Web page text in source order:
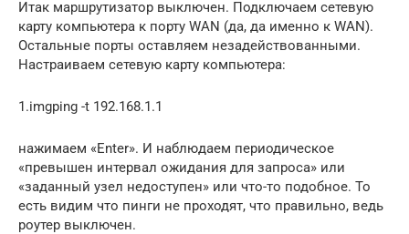
Итак маршрутизатор выключен. Подключаем сетевую
карту компьютера к порту WAN (да, да именно к WAN).
Остальные порты оставляем незадействованными.
Настраиваем сетевую карту компьютера:
1.imgping -t 192.168.1.1
нажимаем «Enter». И наблюдаем периодическое
«превышен интервал ожидания для запроса» или
«заданный узел недоступен» или что-то подобное. То
есть видим что пинги не проходят, что правильно, ведь
роутер выключен.